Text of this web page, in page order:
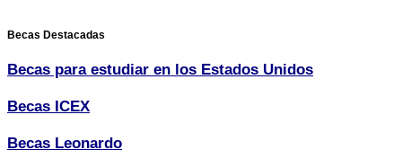
Becas Destacadas
Becas para estudiar en los Estados Unidos
Becas ICEX
Becas Leonardo